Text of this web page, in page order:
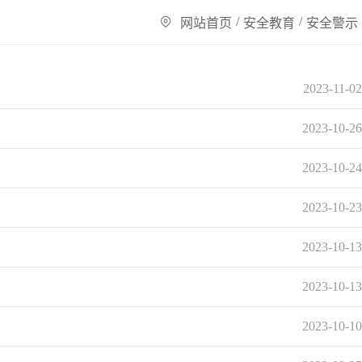
网站首页 / 安全教育 / 安全警示
2023-11-02
2023-10-26
2023-10-24
2023-10-23
2023-10-13
2023-10-13
2023-10-10